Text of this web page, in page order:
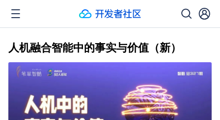
人机融合智能中的事实与价值（新）